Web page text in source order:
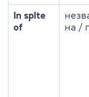
In spite
of
на /